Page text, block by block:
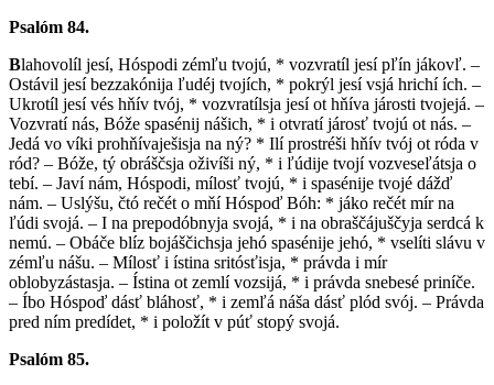
Psalóm 84.
Blahovolíl jesí, Hóspodi zémľu tvojú, * vozvratíl jesí pľín jákovľ. –
Ostávil jesí bezzakónija ľudéj tvojích, * pokrýl jesí vsjá hrichí ích. –
Ukrotíl jesí vés hňív tvój, * vozvratílsja jesí ot hňíva járosti tvojejá. –
Vozvratí nás, Bóže spasénij nášich, * i otvratí járosť tvojú ot nás. –
Jedá vo víki prohňívaješisja na ný? * Ilí prostréši hňív tvój ot róda v
ród? – Bóže, tý obráščsja oživíši ný, * i ľúdije tvojí vozveseľátsja o
tebí. – Javí nám, Hóspodi, mílosť tvojú, * i spasénije tvojé dážď
nám. – Uslýšu, čtó rečét o mňí Hóspoď Bóh: * jáko rečét mír na
ľúdi svojá. – I na prepodóbnyja svojá, * i na obraščájuščyja serdcá k
nemú. – Obáče blíz bojáščichsja jehó spasénije jehó, * vselíti slávu v
zémľu nášu. – Mílosť i ístina sritósťisja, * právda i mír
oblobyzástasja. – Ístina ot zemlí vozsijá, * i právda snebesé priníče.
– Íbo Hóspoď dásť bláhosť, * i zemľá náša dásť plód svój. – Právda
pred ním predídet, * i položít v púť stopý svojá.
Psalóm 85.